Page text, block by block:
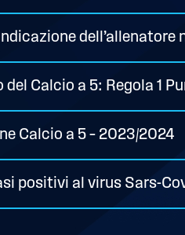
Calcio a 5: Regola 1
Calcio a 5 – 2023/2024
positivi al virus Sars-